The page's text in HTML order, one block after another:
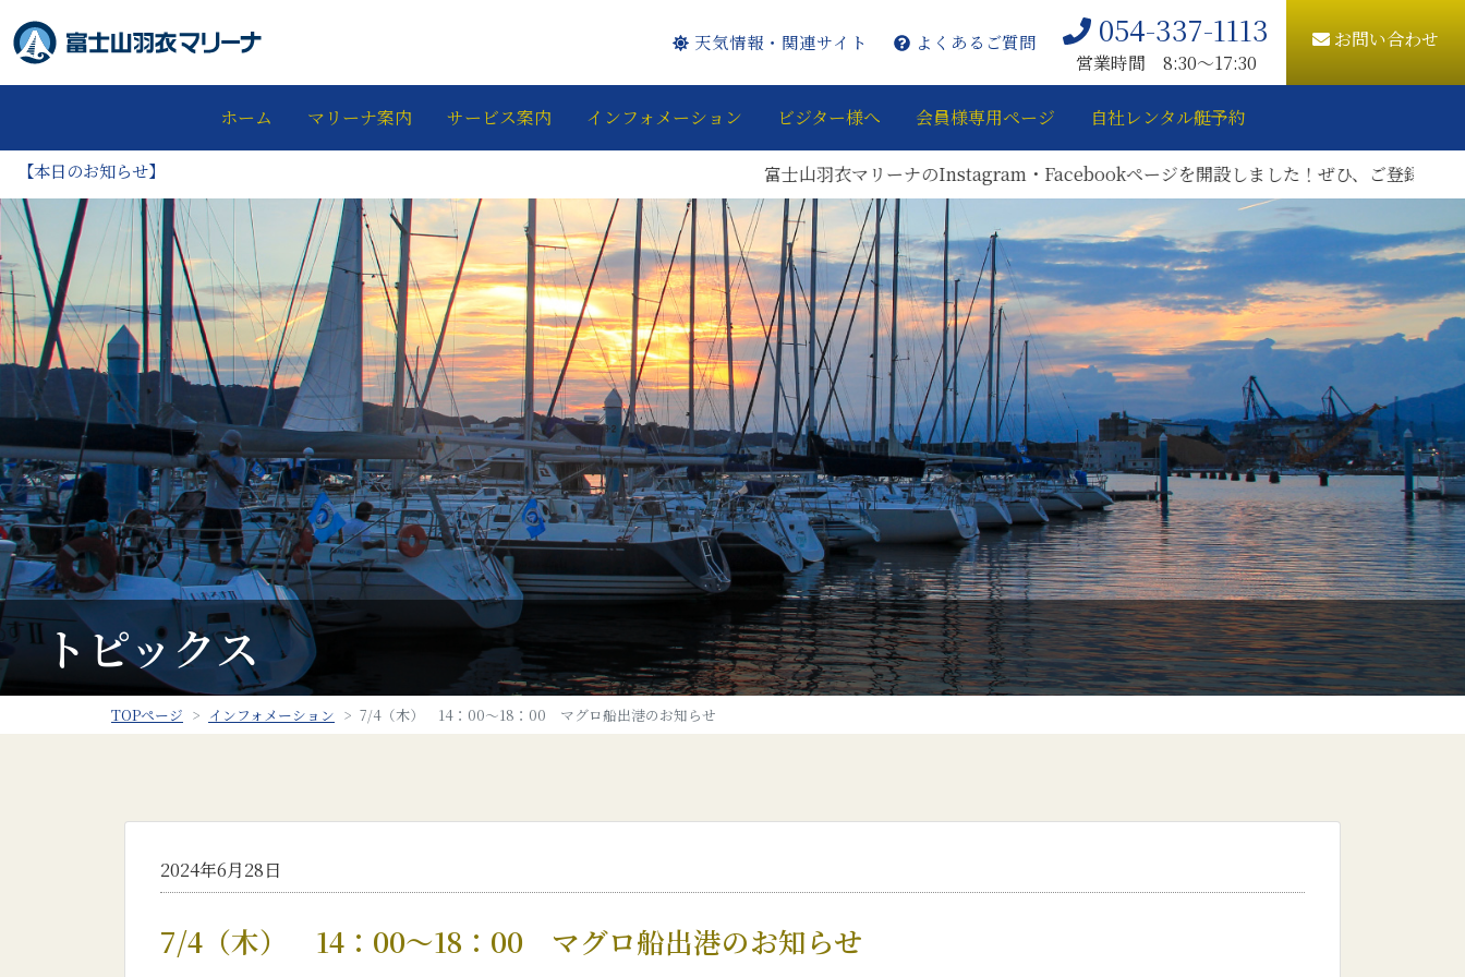
天気情報・関連サイト よくあるご質問 054-337-1113
営業時間 8:30〜17:30
お問い合わせ
ホーム マリーナ案内 サービス案内 インフォメーション ビジター様へ 会員様専用ページ 自社レンタル艇予約
【本日のお知らせ】 富士山羽衣マリーナのInstagram・Facebookページを開設しました！ぜひ、ご登録をお願いいた
トピックス
TOPページ インフォメーション 7/4（木） 14：00～18：00 マグロ船出港のお知らせ
2024年6月28日
7/4（木） 14：00～18：00 マグロ船出港のお知らせ